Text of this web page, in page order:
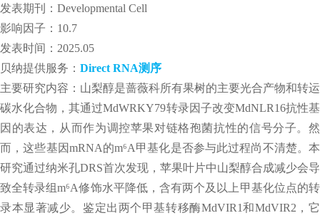
发表期刊：Developmental Cell
影响因子：10.7
发表时间：2025.05
贝纳提供服务： Direct RNA测序
主要研究内容：山梨醇是蔷薇科所有果树的主要光合产物和转运
碳水化合物，其通过MdWRKY79转录因子改变MdNLR16抗性基
因的表达，从而作为调控苹果对链格孢菌抗性的信号分子。然
而，这些基因mRNA的m⁶A甲基化是否参与此过程尚不清楚。本
研究通过纳米孔DRS首次发现，苹果叶片中山梨醇合成减少会导
致全转录组m⁶A修饰水平降低，含有两个及以上甲基化位点的转
录本显著减少。鉴定出两个甲基转移酶MdVIR1和MdVIR2，它